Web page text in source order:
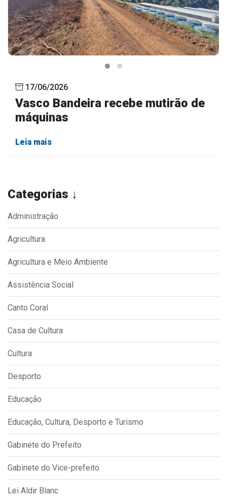
Categorias ↓
Administração
Agricultura
Agricultura e Meio Ambiente
Assistência Social
Canto Coral
Casa de Cultura
Cultura
Desporto
Educação
Educação, Cultura, Desporto e Turismo
Gabinete do Prefeito
Gabinete do Vice-prefeito
Lei Aldir Blanc
17/06/2026
Vasco Bandeira recebe mutirão de
máquinas
Leia mais